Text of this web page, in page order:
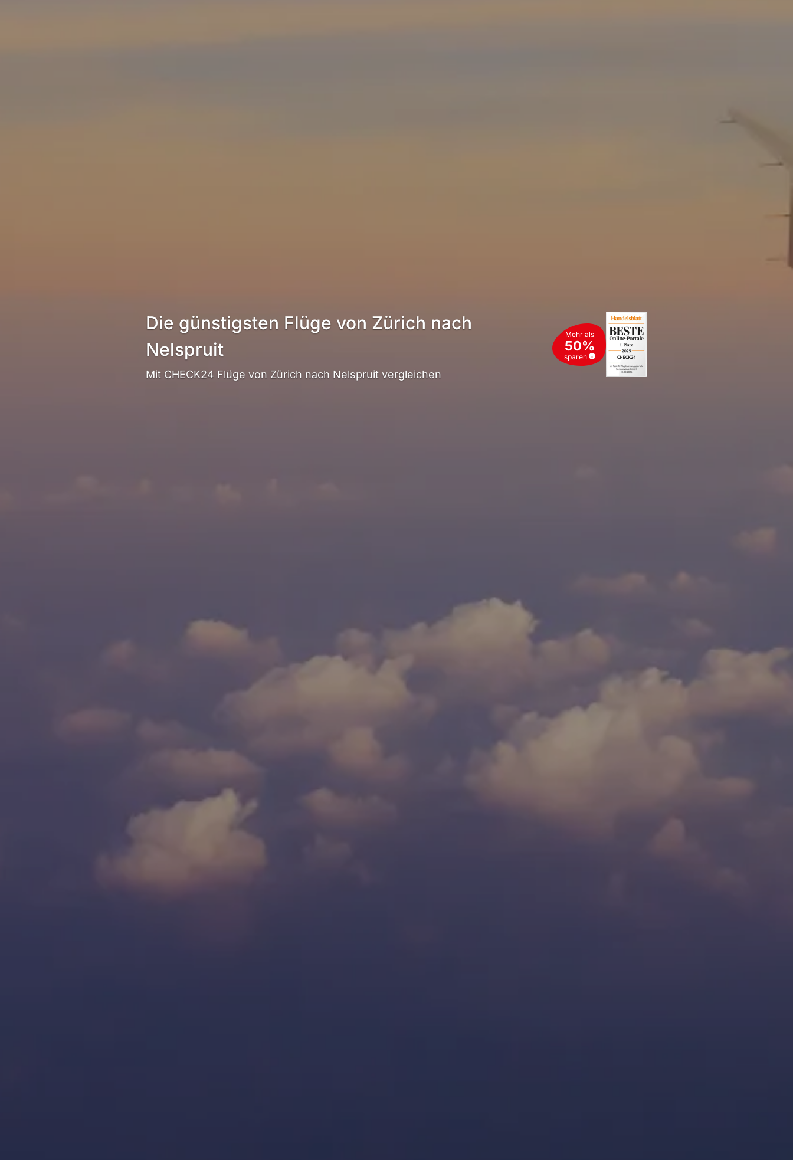
Die günstigsten Flüge von Zürich nach
Nelspruit
Mit CHECK24 Flüge von Zürich nach Nelspruit vergleichen
Mehr als
50%
sparen